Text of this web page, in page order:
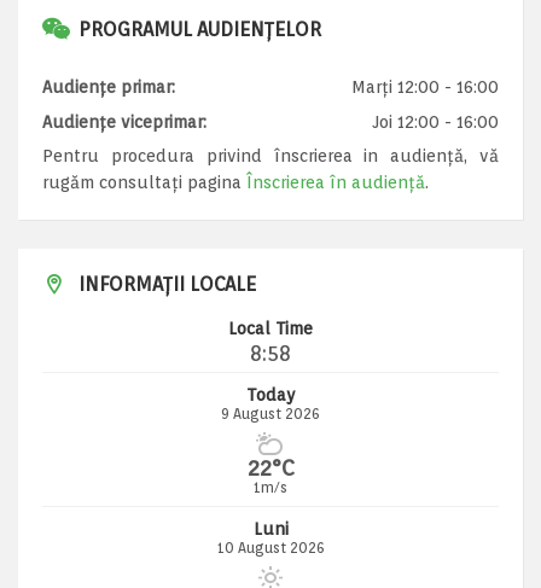
PROGRAMUL AUDIENȚELOR
Audiențe primar:
Marți 12:00 - 16:00
Audiențe viceprimar:
Joi 12:00 - 16:00
Pentru procedura privind înscrierea in audiență, vă
rugăm consultați pagina Înscrierea în audiență.
INFORMAȚII LOCALE
Local Time
8:58
Today
9 August 2026
22°C
1m/s
Luni
10 August 2026